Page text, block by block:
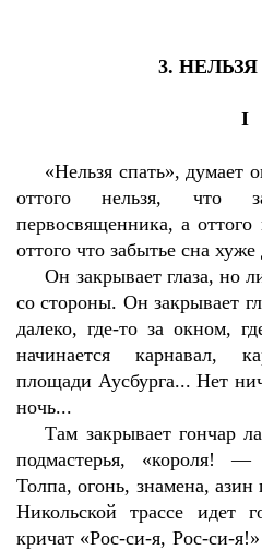
3.
I
«Нельзя спать», думает
оттого нельзя, что
первосвященника, а
оттого что забытье сна
Он закрывает глаза, но
со стороны. Он закрывает
далеко, где-то за окном,
начинается карнавал,
площади Аусбурга... Нет
ночь...
Там закрывает гончар
подмастерья, «короля!
Толпа, огонь, знамена,
Никольской трассе идет
кричат «Рос-си-я, Рос-си-